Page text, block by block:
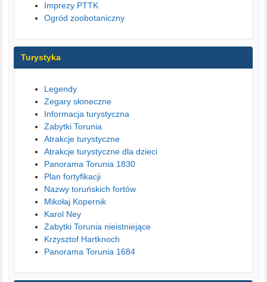
Imprezy PTTK
Ogród zoobotaniczny
Turystyka
Legendy
Zegary słoneczne
Informacja turystyczna
Zabytki Torunia
Atrakcje turystyczne
Atrakcje turystyczne dla dzieci
Panorama Torunia 1830
Plan fortyfikacji
Nazwy toruńskich fortów
Mikołaj Kopernik
Karol Ney
Zabytki Torunia nieistniejące
Krzysztof Hartknoch
Panorama Torunia 1684